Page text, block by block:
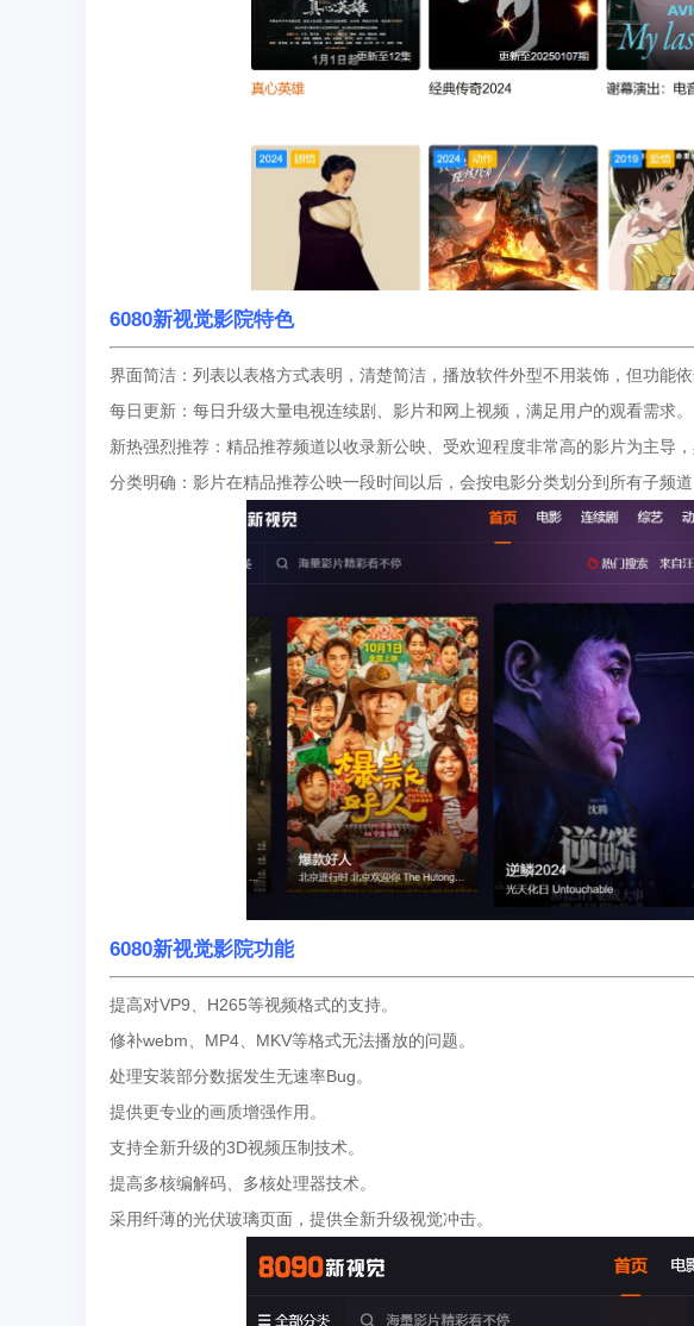
6080新视觉影院特色
界面简洁：列表以表格方式表明，清楚简洁，播放软件外型不用装饰，但功能依
每日更新：每日升级大量电视连续剧、影片和网上视频，满足用户的观看需求。
新热强烈推荐：精品推荐频道以收录新公映、受欢迎程度非常高的影片为主导
分类明确：影片在精品推荐公映一段时间以后，会按电影分类划分到所有子频
6080新视觉影院功能
提高对VP9、H265等视频格式的支持。
修补webm、MP4、MKV等格式无法播放的问题。
处理安装部分数据发生无速率Bug。
提供更专业的画质增强作用。
支持全新升级的3D视频压制技术。
提高多核编解码、多核处理器技术。
采用纤薄的光伏玻璃页面，提供全新升级视觉冲击。